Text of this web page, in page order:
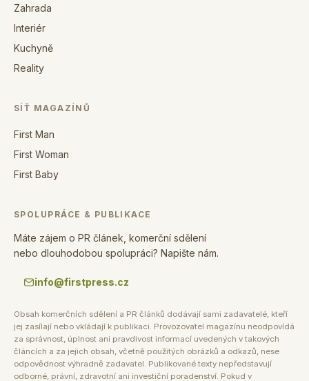
Zahrada
Interiér
Kuchyně
Reality
SÍŤ MAGAZÍNŮ
First Man
First Woman
First Baby
SPOLUPRÁCE & PUBLIKACE
Máte zájem o PR článek, komerční sdělení
nebo dlouhodobou spolupráci? Napište nám.
info@firstpress.cz
Obsah komerčních sdělení a PR článků dodávají sami zadavatelé, kteří
jej zasílají nebo vkládají k publikaci. Provozovatel magazínu neodpovídá
za správnost, úplnost ani pravdivost informací uvedených v takových
článcích a za jejich obsah, včetně použitých obrázků a odkazů, nese
odpovědnost výhradně zadavatel. Publikované texty nepředstavují
odborné, právní, zdravotní ani investiční poradenství. Pokud v